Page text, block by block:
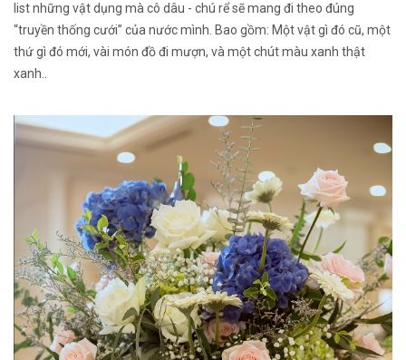
list những vật dụng mà cô dâu - chú rể sẽ mang đi theo đúng
“truyền thống cưới” của nước mình. Bao gồm: Một vật gì đó cũ, một
thứ gì đó mới, vài món đồ đi mượn, và một chút màu xanh thật
xanh..